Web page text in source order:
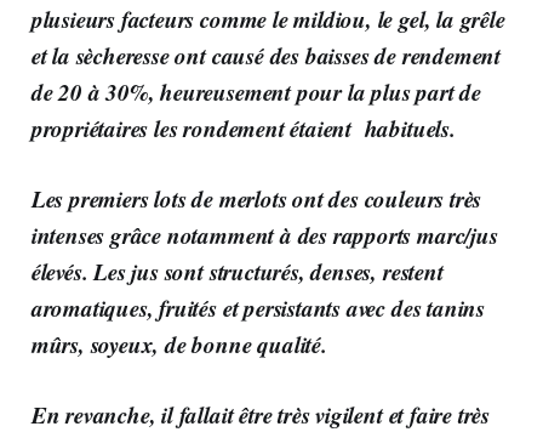
plusieurs facteurs comme le mildiou, le gel, la grêle
et la sècheresse ont causé des baisses de rendement
de 20 à 30%, heureusement pour la plus part de
propriétaires les rondement étaient habituels.
Les premiers lots de merlots ont des couleurs très
intenses grâce notamment à des rapports marc/jus
élevés. Les jus sont structurés, denses, restent
aromatiques, fruités et persistants avec des tanins
mûrs, soyeux, de bonne qualité.
En revanche, il fallait être très vigilent et faire très